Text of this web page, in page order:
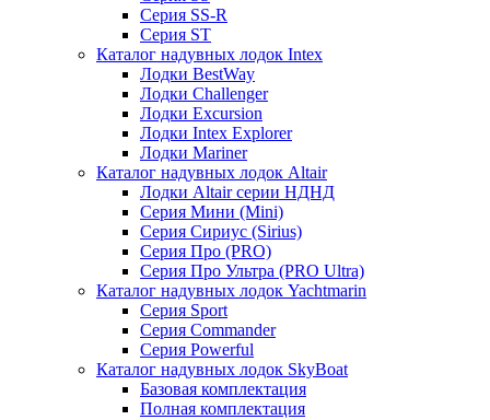
Серия SS-R
Серия ST
Каталог надувных лодок Intex
Лодки BestWay
Лодки Challenger
Лодки Excursion
Лодки Intex Explorer
Лодки Mariner
Каталог надувных лодок Altair
Лодки Altair серии НДНД
Серия Мини (Mini)
Серия Сириус (Sirius)
Серия Про (PRO)
Серия Про Ультра (PRO Ultra)
Каталог надувных лодок Yachtmarin
Серия Sport
Серия Commander
Серия Powerful
Каталог надувных лодок SkyBoat
Базовая комплектация
Полная комплектация